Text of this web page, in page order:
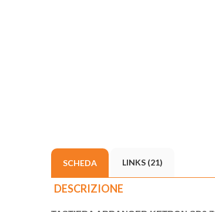
SCHEDA LINKS (21)
DESCRIZIONE